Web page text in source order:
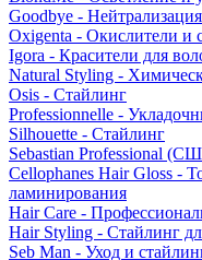
Goodbye -
Oxigenta - Окислители и
Igora - Красители для
Natural Styling -
Osis - Стайлинг
Professionnelle -
Silhouette - Стайлинг
Sebastian Professional
Cellophanes Hair Gloss -
ламинирования
Hair Care -
Hair Styling - Стайлинг
Seb Man - Уход и